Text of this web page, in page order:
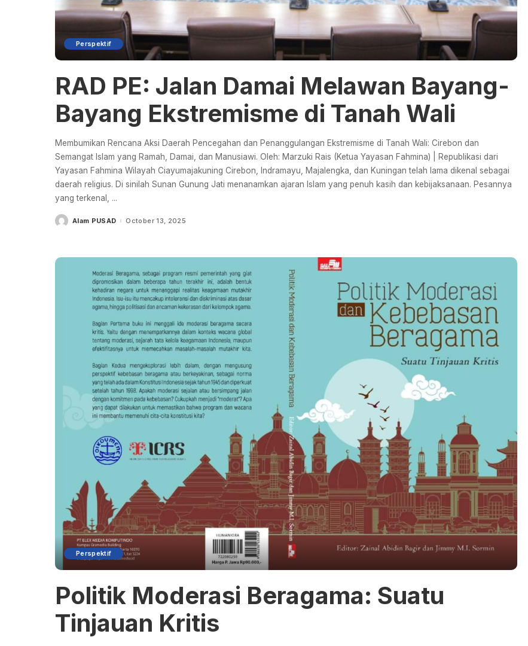
Perspektif
RAD PE: Jalan Damai Melawan Bayang-
Bayang Ekstremisme di Tanah Wali
Membumikan Rencana Aksi Daerah Pencegahan dan Penanggulangan Ekstremisme di Tanah Wali: Cirebon dan
Semangat Islam yang Ramah, Damai, dan Manusiawi. Oleh: Marzuki Rais (Ketua Yayasan Fahmina) | Republikasi dari
Yayasan Fahmina Wilayah Ciayumajakuning Cirebon, Indramayu, Majalengka, dan Kuningan telah lama dikenal sebagai
daerah religius. Di sinilah Sunan Gunung Jati menanamkan ajaran Islam yang penuh kasih dan kebijaksanaan. Pesannya
yang terkenal, ...
PostedAlam PUSAD October 13, 2025
Perspektif
Politik Moderasi Beragama: Suatu
Tinjauan Kritis